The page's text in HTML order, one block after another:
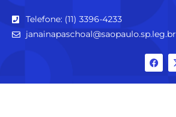
Telefone: (11) 3396-4233
janainapaschoal@saopaulo.sp.leg.br